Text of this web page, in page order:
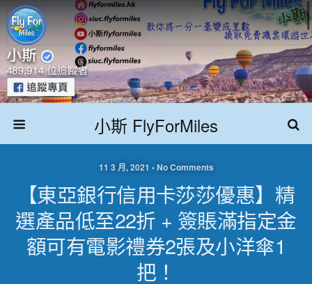
小斯 FlyForMiles
11 3 月, 2021 • No Comments
【東亞銀行信用卡莎莎優惠】精
選產品低至22折 + 簽賬滿指定金
額可有電影禮券2張及小洋傘1
把！